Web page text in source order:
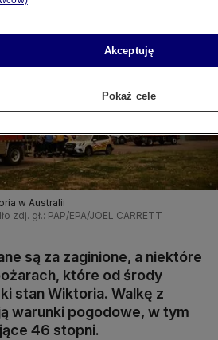
w Australii
zdj. gł.: PAP/EPA/JOEL CARRETT
są za zaginione, a niektóre
które od środy
stan Wiktoria. Walkę z
warunki pogodowe, w tym
46 stopni.
Akceptuję
Pokaż cele